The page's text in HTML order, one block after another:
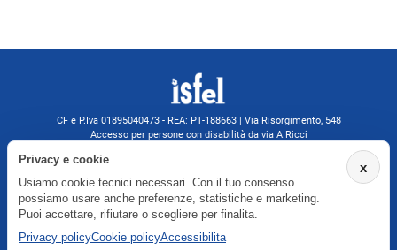
CF e P.Iva 01895040473 - REA: PT-188663 | Via Risorgimento, 548
Accesso per persone con disabilità da via A.Ricci
isfel@pec.it
Informativa privacy
x
Privacy e cookie
Usiamo cookie tecnici necessari. Con il tuo consenso
possiamo usare anche preferenze, statistiche e marketing.
Puoi accettare, rifiutare o scegliere per finalita.
Privacy policyCookie policyAccessibilita